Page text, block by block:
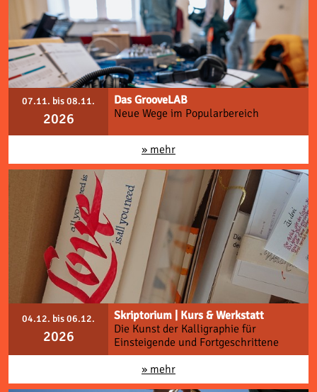
07.11. bis 08.11.
2026
Das GrooveLAB
Neue Wege im Popularbereich
» mehr
04.12. bis 06.12.
2026
Skriptorium | Kurs & Werkstatt
Die Kunst der Kalligraphie für
Einsteigende und Fortgeschrittene
» mehr